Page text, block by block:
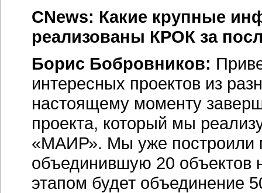
CNews: Какие крупные
реализованы КРОК за
Борис Бобровников:
интересных проектов из
настоящему моменту
проекта, который мы
«МАИР». Мы уже построили
объединившую 20 объектов
этапом будет объединение